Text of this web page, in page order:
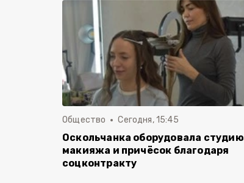
Общество Сегодня, 15:45
Оскольчанка оборудовала студию
макияжа и причёсок благодаря
соцконтракту